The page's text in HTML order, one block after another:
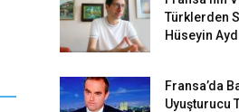
Türklerden
Hüseyin
Fransa’da
Uyuşturucu